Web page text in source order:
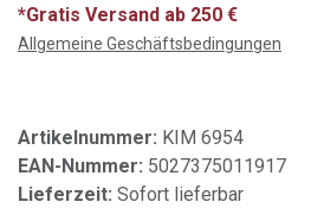
*Gratis Versand ab 250 €
Allgemeine Geschäftsbedingungen
Artikelnummer: KIM 6954
EAN-Nummer: 5027375011917
Lieferzeit: Sofort lieferbar